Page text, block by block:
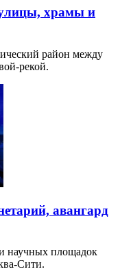
храмы и
район между
рекой.
авангард
научных площадок
Сити.